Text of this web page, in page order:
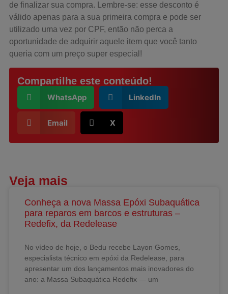
de finalizar sua compra. Lembre-se: esse desconto é
válido apenas para a sua primeira compra e pode ser
utilizado uma vez por CPF, então não perca a
oportunidade de adquirir aquele item que você tanto
queria com um preço super especial!
Compartilhe este conteúdo!
WhatsApp LinkedIn
Email X
Veja mais
Conheça a nova Massa Epóxi Subaquática
para reparos em barcos e estruturas –
Redefix, da Redelease
No vídeo de hoje, o Bedu recebe Layon Gomes,
especialista técnico em epóxi da Redelease, para
apresentar um dos lançamentos mais inovadores do
ano: a Massa Subaquática Redefix — um